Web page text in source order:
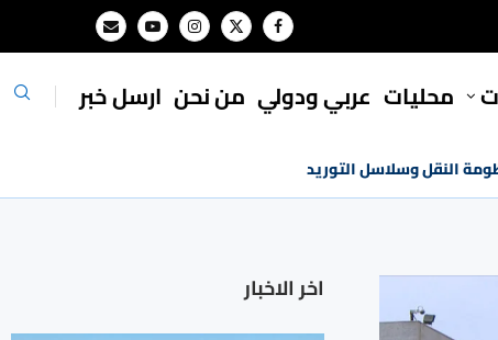
محليات ⁠عربي ودولي من نحن ارسل خبر
النقل وسلاسل التوريد
اخر الاخبار